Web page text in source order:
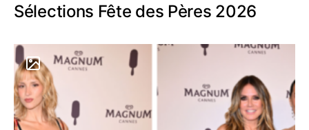
Sélections Fête des Pères 2026